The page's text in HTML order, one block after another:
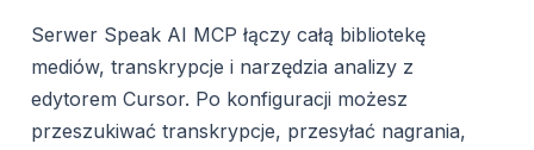
Serwer Speak AI MCP łączy całą bibliotekę
mediów, transkrypcje i narzędzia analizy z
edytorem Cursor. Po konfiguracji możesz
przeszukiwać transkrypcje, przesyłać nagrania,